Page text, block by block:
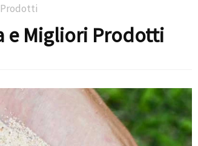
Prodotti
e Migliori Prodotti